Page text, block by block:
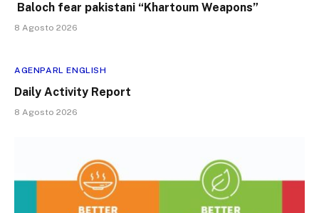
Baloch fear pakistani “Khartoum Weapons”
8 Agosto 2026
AGENPARL ENGLISH
Daily Activity Report
8 Agosto 2026